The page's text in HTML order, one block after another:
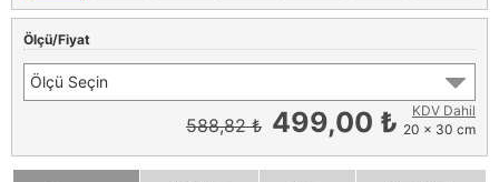
Ölçü/Fiyat
Ölçü Seçin
588,82 ₺ 499,00 ₺
KDV Dahil
20 x 30 cm